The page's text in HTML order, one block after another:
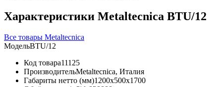
Характеристики Metaltecnica BTU/12
Все товары Metaltecnica
МодельBTU/12
Код товара11125
ПроизводительMetaltecnica, Италия
Габариты нетто (мм)1200x500x1700